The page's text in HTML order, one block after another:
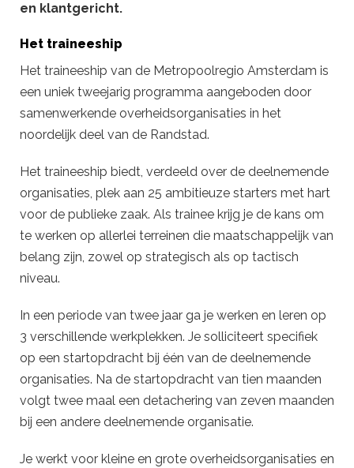
en klantgericht.
Het traineeship
Het traineeship van de Metropoolregio Amsterdam is
een uniek tweejarig programma aangeboden door
samenwerkende overheidsorganisaties in het
noordelijk deel van de Randstad.
Het traineeship biedt, verdeeld over de deelnemende
organisaties, plek aan 25 ambitieuze starters met hart
voor de publieke zaak. Als trainee krijg je de kans om
te werken op allerlei terreinen die maatschappelijk van
belang zijn, zowel op strategisch als op tactisch
niveau.
In een periode van twee jaar ga je werken en leren op
3 verschillende werkplekken. Je solliciteert specifiek
op een startopdracht bij één van de deelnemende
organisaties. Na de startopdracht van tien maanden
volgt twee maal een detachering van zeven maanden
bij een andere deelnemende organisatie.
Je werkt voor kleine en grote overheidsorganisaties en